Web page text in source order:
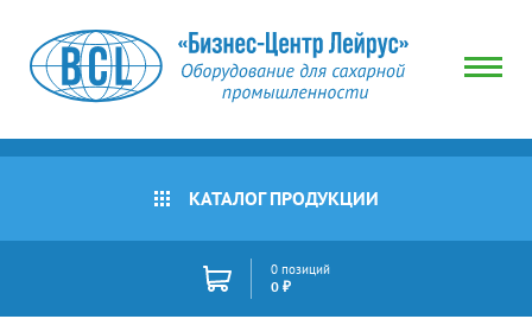
КАТАЛОГ ПРОДУКЦИИ
0 позиций
0 ₽